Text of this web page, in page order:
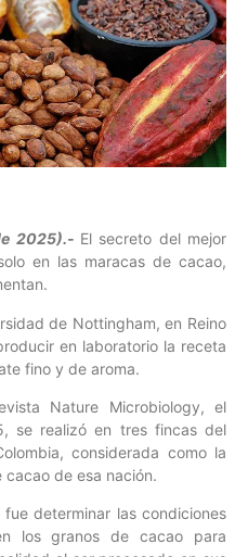
2025).- El secreto del mejor
en las maracas de cacao,
de Nottingham, en Reino
en laboratorio la receta
fino y de aroma.
Nature Microbiology, el
se realizó en tres fincas del
considerada como la
de esa nación.
determinar las condiciones
los granos de cacao para